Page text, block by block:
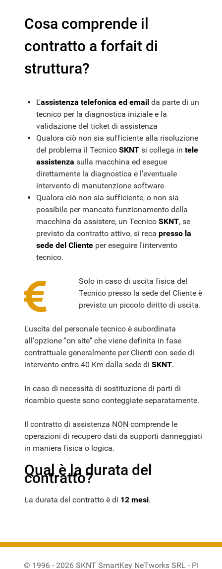
Cosa comprende il
contratto a forfait di
struttura?
L'assistenza telefonica ed email da parte di un
tecnico per la diagnostica iniziale e la
validazione del ticket di assistenza
Qualora ciò non sia sufficiente alla risoluzione
del problema il Tecnico SKNT si collega in tele
assistenza sulla macchina ed esegue
direttamente la diagnostica e l'eventuale
intervento di manutenzione software
Qualora ciò non sia sufficiente, o non sia
possibile per mancato funzionamento della
macchina da assistere, un Tecnico SKNT, se
previsto da contratto attivo, si reca presso la
sede del Cliente per eseguire l'intervento
tecnico.
Solo in caso di uscita fisica del
Tecnico presso la sede del Cliente è
previsto un piccolo diritto di uscita.
L'uscita del personale tecnico è subordinata
all'opzione "on site" che viene definita in fase
contrattuale generalmente per Clienti con sede di
intervento entro 40 Km dalla sede di SKNT.
In caso di necessità di sostituzione di parti di
ricambio queste sono conteggiate separatamente.
Il contratto di assistenza NON comprende le
operazioni di recupero dati da supporti danneggiati
in maniera fisica o logica.
Qual è la durata del
contratto?
La durata del contratto è di 12 mesi.
© 1996 - 2026 SKNT SmartKey NeTworks SRL - PI